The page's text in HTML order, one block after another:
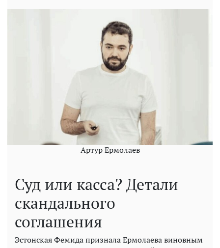
Артур Ермолаев
Суд или касса? Детали
скандального
соглашения
Эстонская Фемида признала Ермолаева виновным